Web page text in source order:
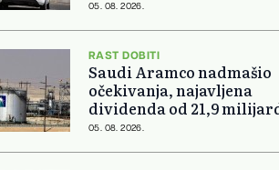
05. 08. 2026.
RAST DOBITI
Saudi Aramco nadmašio
očekivanja, najavljena
dividenda od 21,9
dolara
05. 08. 2026.